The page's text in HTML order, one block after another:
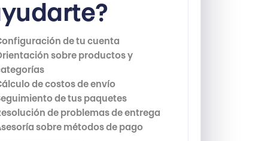
ropa zapatos +2
Ver Detalles
de tu cuenta
sobre productos y
de costos de envío
de tus paquetes
de problemas de entrega
sobre métodos de pago